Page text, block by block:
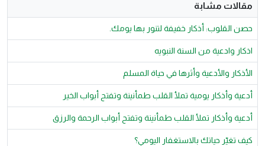
مقالات مشابة
حصن القلوب: أذكار خفيفة لتنور بها يومك.
اذكار وادعية من السنة النبويه
الأذكار والأدعية وأثرها في حياة المسلم
أدعية وأذكار يومية تملأ القلب طمأنينة وتفتح أبواب الخير
أدعية وأذكار تملأ القلب طمأنينة وتفتح أبواب الرحمة والرزق
كيف تغيّر حياتك بالاستغفار اليومي؟